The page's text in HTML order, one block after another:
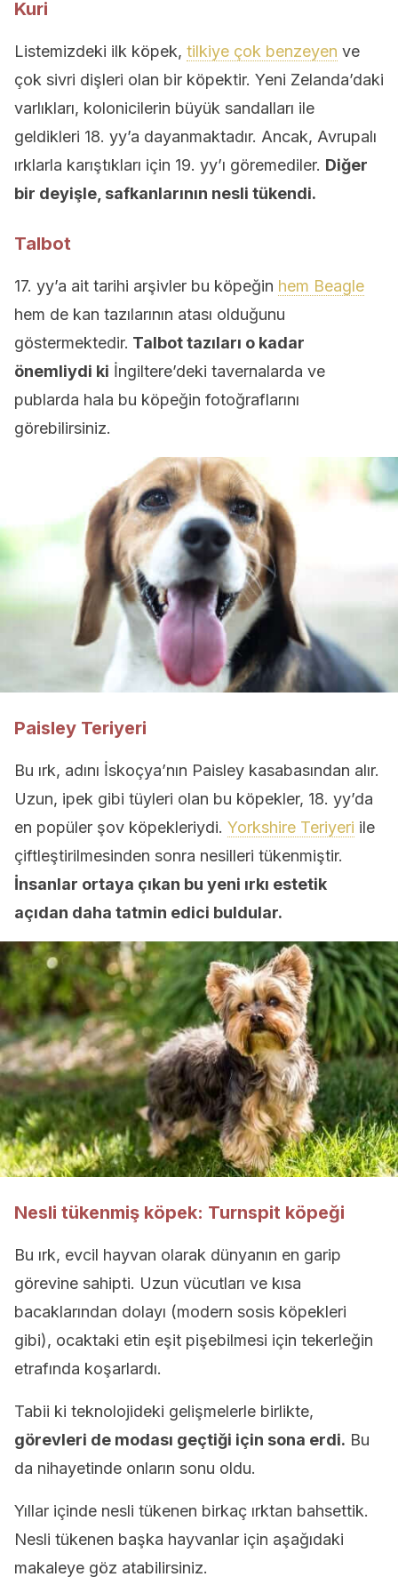
Kuri
Listemizdeki ilk köpek, tilkiye çok benzeyen ve
çok sivri dişleri olan bir köpektir. Yeni Zelanda’daki
varlıkları, kolonicilerin büyük sandalları ile
geldikleri 18. yy’a dayanmaktadır. Ancak, Avrupalı
ırklarla karıştıkları için 19. yy’ı göremediler. Diğer
bir deyişle, safkanlarının nesli tükendi.
Talbot
17. yy’a ait tarihi arşivler bu köpeğin hem Beagle
hem de kan tazılarının atası olduğunu
göstermektedir. Talbot tazıları o kadar
önemliydi ki İngiltere’deki tavernalarda ve
publarda hala bu köpeğin fotoğraflarını
görebilirsiniz.
Paisley Teriyeri
Bu ırk, adını İskoçya’nın Paisley kasabasından alır.
Uzun, ipek gibi tüyleri olan bu köpekler, 18. yy’da
en popüler şov köpekleriydi. Yorkshire Teriyeri ile
çiftleştirilmesinden sonra nesilleri tükenmiştir.
İnsanlar ortaya çıkan bu yeni ırkı estetik
açıdan daha tatmin edici buldular.
Nesli tükenmiş köpek: Turnspit köpeği
Bu ırk, evcil hayvan olarak dünyanın en garip
görevine sahipti. Uzun vücutları ve kısa
bacaklarından dolayı (modern sosis köpekleri
gibi), ocaktaki etin eşit pişebilmesi için tekerleğin
etrafında koşarlardı.
Tabii ki teknolojideki gelişmelerle birlikte,
görevleri de modası geçtiği için sona erdi. Bu
da nihayetinde onların sonu oldu.
Yıllar içinde nesli tükenen birkaç ırktan bahsettik.
Nesli tükenen başka hayvanlar için aşağıdaki
makaleye göz atabilirsiniz.